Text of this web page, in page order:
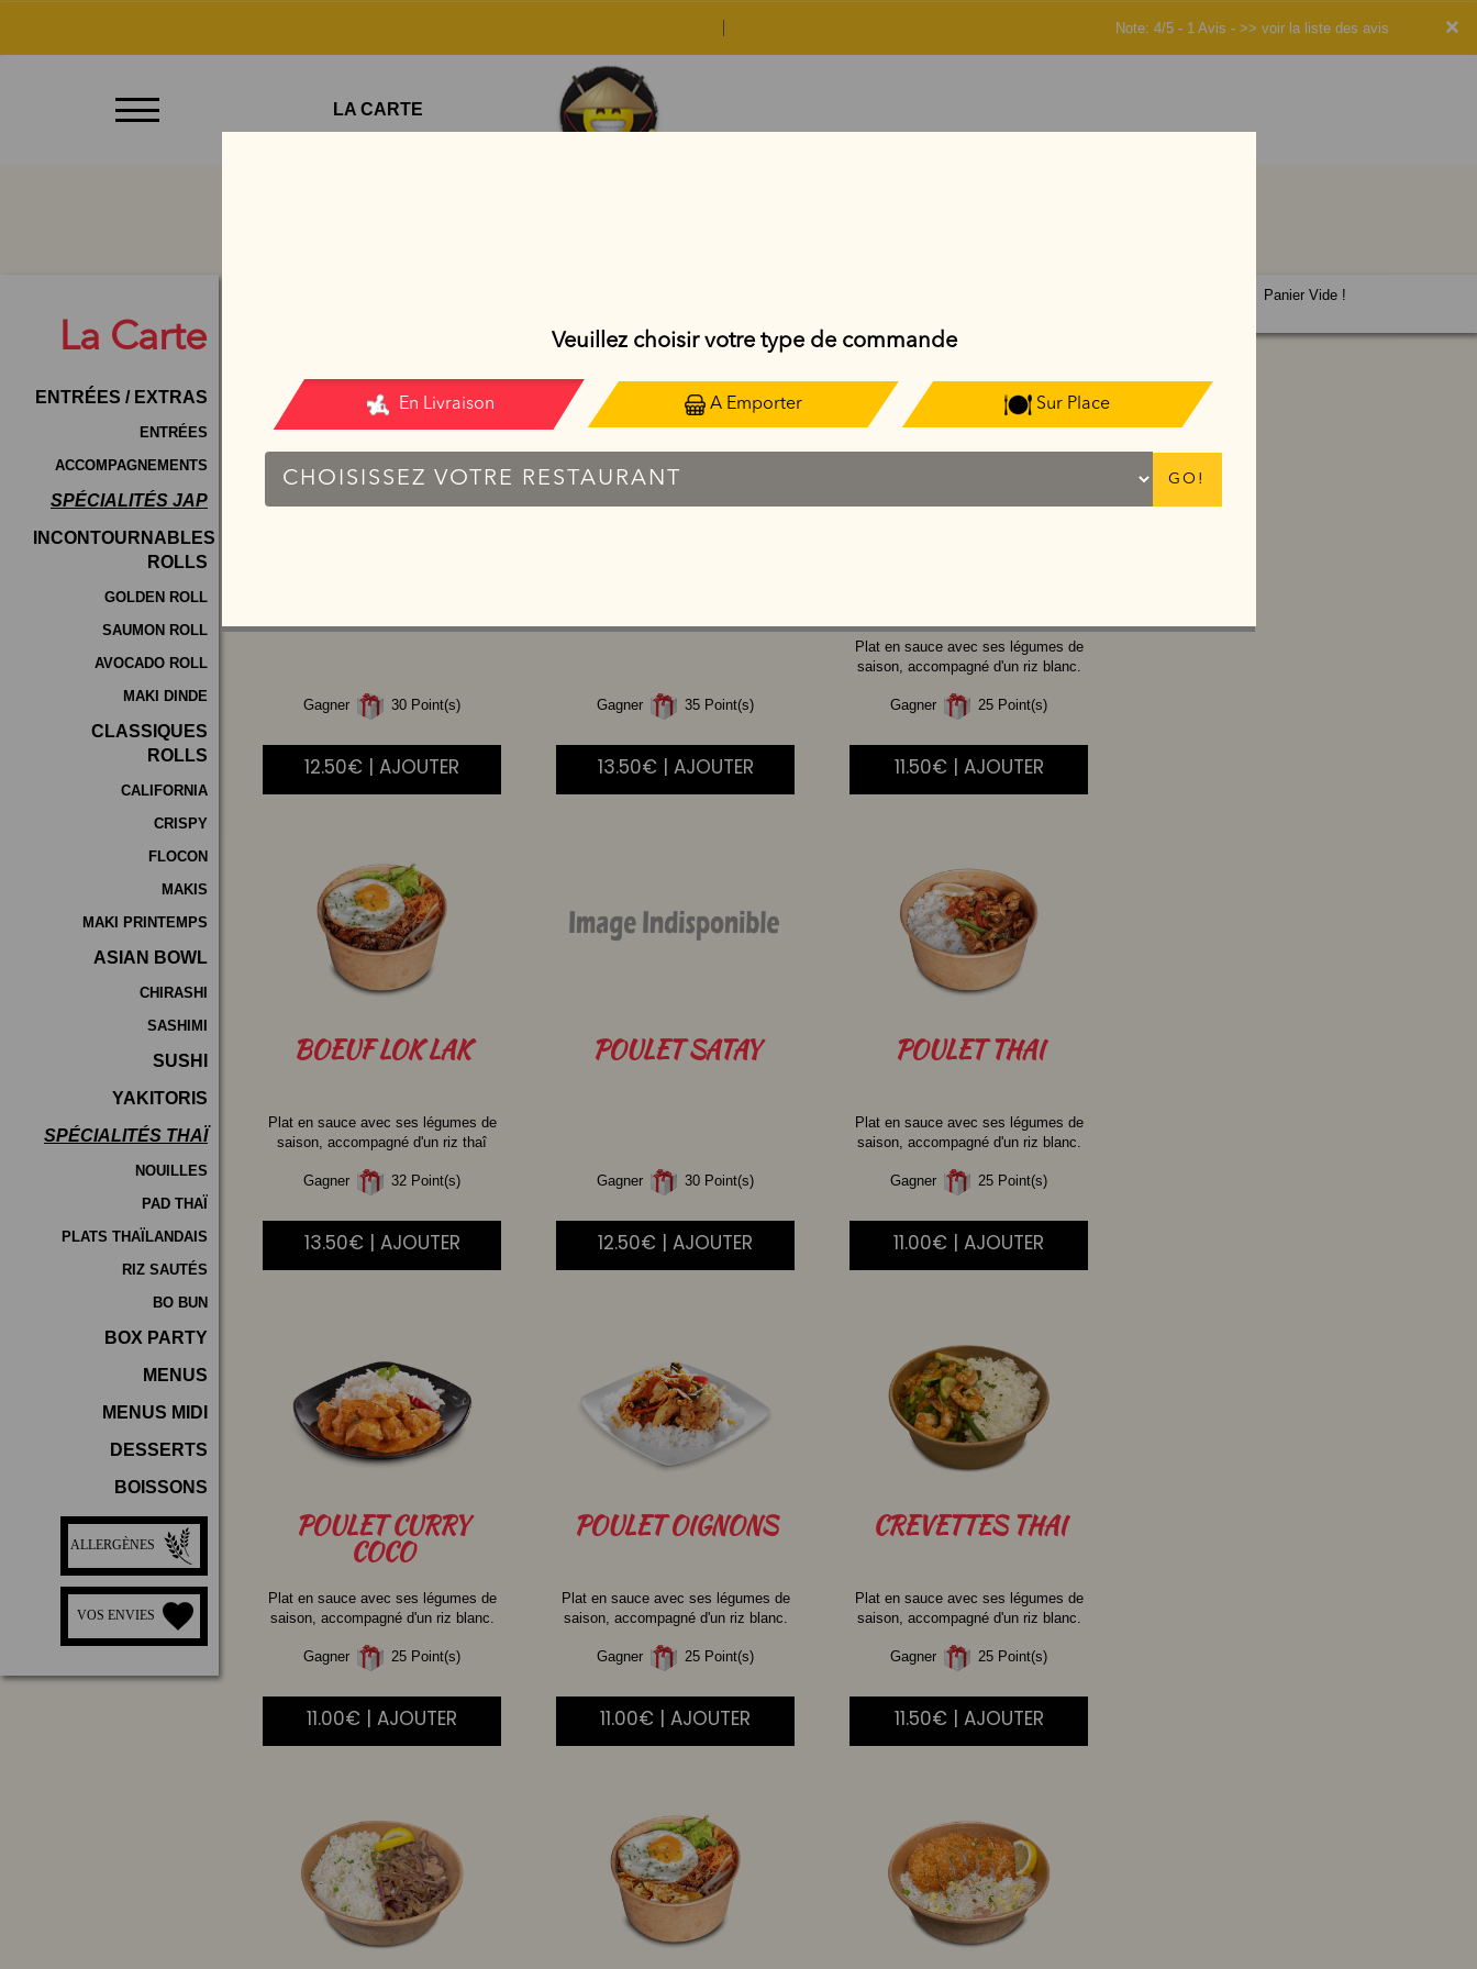
×
Note: 4/5 - 1 Avis - >> voir la liste des avis
Emporter
Contact
Mentions
Légales
Programme
De
Fidélité
Vos
Avis
de
LA CARTE
La Carte
ENTRÉES / EXTRAS
ENTRÉES
ACCOMPAGNEMENTS
SPÉCIALITÉS JAP
INCONTOURNABLES
ROLLS
GOLDEN ROLL
SAUMON ROLL
AVOCADO ROLL
MAKI DINDE
CLASSIQUES
ROLLS
CALIFORNIA
CRISPY
FLOCON
MAKIS
MAKI PRINTEMPS
ASIAN BOWL
CHIRASHI
SASHIMI
SUSHI
YAKITORIS
SPÉCIALITÉS THAÏ
NOUILLES
PAD THAÏ
PLATS THAÏLANDAIS
RIZ SAUTÉS
BO BUN
BOX PARTY
MENUS
MENUS MIDI
DESSERTS
BOISSONS
ALLERGÈNES
VOS ENVIES
Gagner 30 Point(s)
12.50€ | AJOUTER
Gagner 35 Point(s)
13.50€ | AJOUTER
Plat en sauce avec ses légumes de
saison, accompagné d'un riz blanc.
Gagner 25 Point(s)
11.50€ | AJOUTER
BOEUFLOK LAK
Plat en sauce avec ses légumes de
saison, accompagné d'un riz thaî
Gagner 32 Point(s)
13.50€ | AJOUTER
POULETSATAY
Gagner 30 Point(s)
12.50€ | AJOUTER
POULETTHAI
Plat en sauce avec ses légumes de
saison, accompagné d'un riz blanc.
Gagner 25 Point(s)
11.00€ | AJOUTER
POULETCURRY
COCO
Plat en sauce avec ses légumes de
saison, accompagné d'un riz blanc.
Gagner 25 Point(s)
11.00€ | AJOUTER
POULETOIGNONS
Plat en sauce avec ses légumes de
saison, accompagné d'un riz blanc.
Gagner 25 Point(s)
11.00€ | AJOUTER
CREVETTESTHAI
Plat en sauce avec ses légumes de
saison, accompagné d'un riz blanc.
Gagner 25 Point(s)
11.50€ | AJOUTER
Panier Vide !